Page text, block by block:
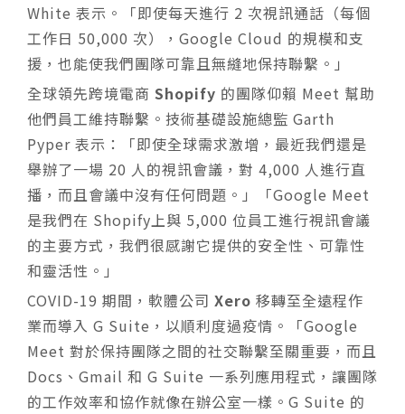
White 表示。「即使每天進行 2 次視訊通話（每個
工作日 50,000 次），Google Cloud 的規模和支
援，也能使我們團隊可靠且無縫地保持聯繫。」
全球領先跨境電商 Shopify 的團隊仰賴 Meet 幫助
他們員工維持聯繫。技術基礎設施總監 Garth
Pyper 表示：「即使全球需求激增，最近我們還是
舉辦了一場 20 人的視訊會議，對 4,000 人進行直
播，而且會議中沒有任何問題。」「Google Meet
是我們在 Shopify上與 5,000 位員工進行視訊會議
的主要方式，我們很感謝它提供的安全性、可靠性
和靈活性。」
COVID-19 期間，軟體公司 Xero 移轉至全遠程作
業而導入 G Suite，以順利度過疫情。「Google
Meet 對於保持團隊之間的社交聯繫至關重要，而且
Docs、Gmail 和 G Suite 一系列應用程式，讓團隊
的工作效率和協作就像在辦公室一樣。G Suite 的